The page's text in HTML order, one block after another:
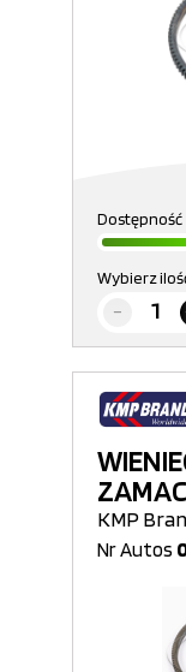
Dostępność
Wybierz
KMP
Nr Autos